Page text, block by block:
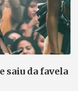
saiu da favela